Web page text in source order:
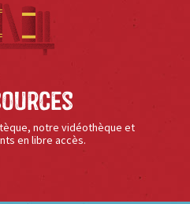
notre vidéothèque et
en libre accès.